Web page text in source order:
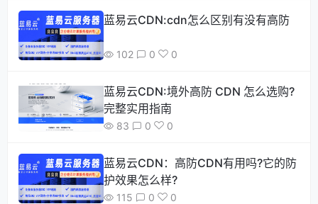
蓝易云CDN:cdn怎么区别有没有高防
102 0 0
蓝易云CDN:境外高防 CDN 怎么选购?
完整实用指南
83 0 0
蓝易云CDN：高防CDN有用吗?它的防
护效果怎么样?
115 0 0